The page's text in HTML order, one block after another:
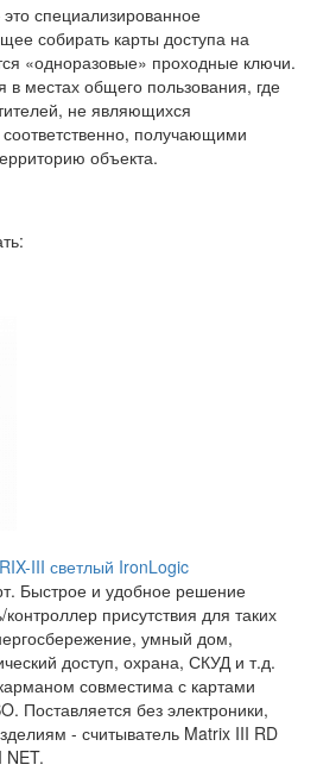
специализированное
собирать карты доступа на
«одноразовые» проходные ключи.
в местах общего пользования, где
не являющихся
получающими
объекта.
III светлый IronLogic
Быстрое и удобное решение
присутствия для таких
умный дом,
доступ, охрана, СКУД и т.д.
совместима с картами
Поставляется без электроники,
- считыватель Matrix III RD
NET.